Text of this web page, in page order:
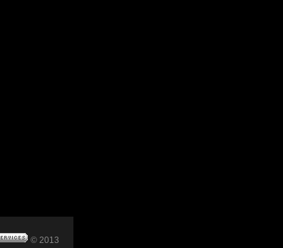
© 2013